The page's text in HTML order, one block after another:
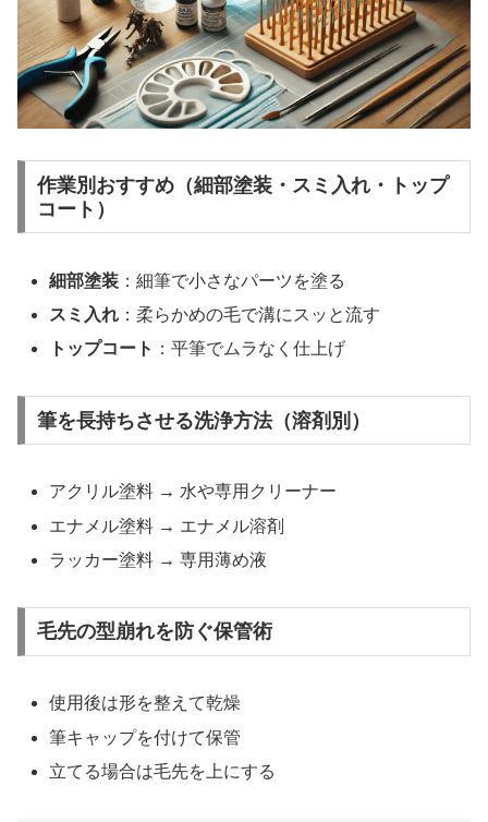
作業別おすすめ（細部塗装・スミ入れ・トップ
コート）
細部塗装 ：細筆で小さなパーツを塗る
スミ入れ ：柔らかめの毛で溝にスッと流す
トップコート ：平筆でムラなく仕上げ
筆を長持ちさせる洗浄方法（溶剤別）
アクリル塗料 → 水や専用クリーナー
エナメル塗料 → エナメル溶剤
ラッカー塗料 → 専用薄め液
毛先の型崩れを防ぐ保管術
使用後は形を整えて乾燥
筆キャップを付けて保管
立てる場合は毛先を上にする